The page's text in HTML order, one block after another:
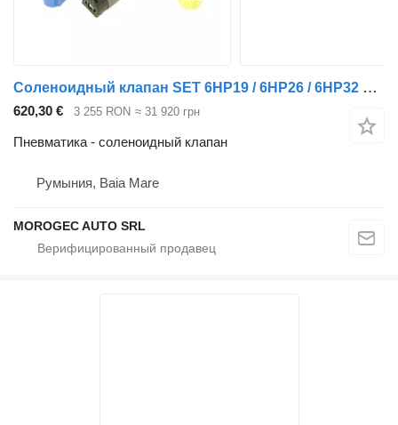
Соленоидный клапан SET 6HP19 / 6HP26 / 6HP32 M-shift GEN1 для автомобиля
620,30 € 3 255 RON ≈ 31 920 грн
Пневматика - соленоидный клапан
Румыния, Baia Mare
MOROGEC AUTO SRL